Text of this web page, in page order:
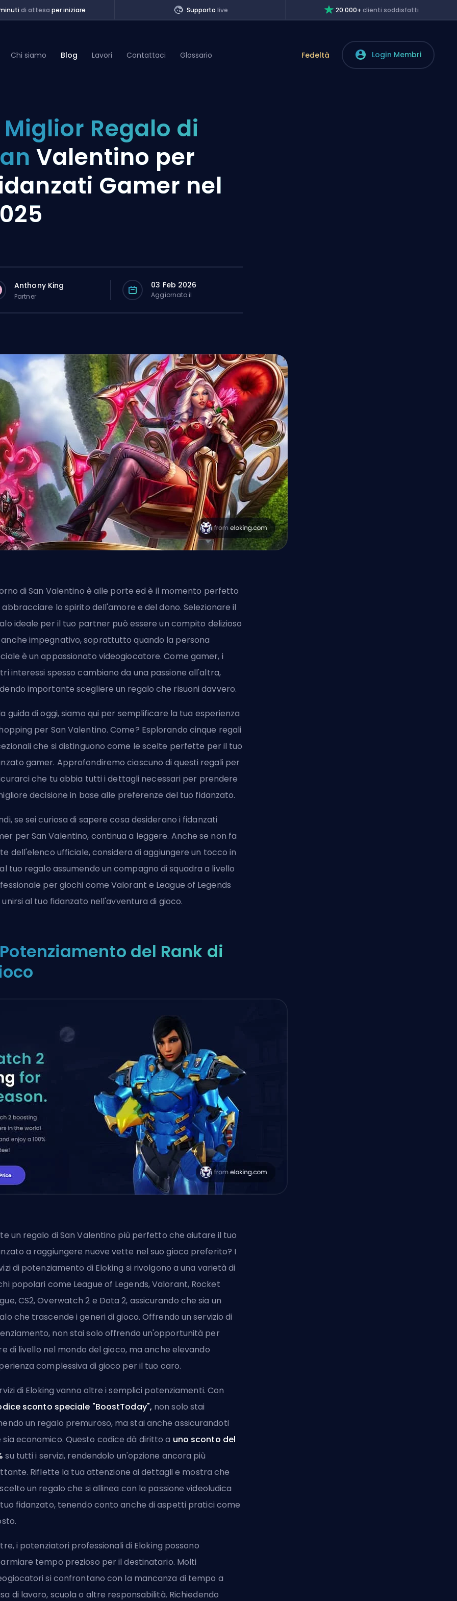
di attesa per iniziare Supporto live 20.000+clienti soddisfatti
Chi siamo Blog Lavori Contattaci Glossario Fedeltà Login Membri
Regalo di
Valentino per
Gamer nel
Anthony King
Partner
03 Feb 2026
Aggiornato il
di San Valentino è alle porte ed è il momento perfetto
lo spirito dell'amore e del dono. Selezionare il
ideale per il tuo partner può essere un compito delizioso
impegnativo, soprattutto quando la persona
è un appassionato videogiocatore. Come gamer, i
interessi spesso cambiano da una passione all'altra,
importante scegliere un regalo che risuoni davvero.
guida di oggi, siamo qui per semplificare la tua esperienza
per San Valentino. Come? Esplorando cinque regali
che si distinguono come le scelte perfette per il tuo
gamer. Approfondiremo ciascuno di questi regali per
che tu abbia tutti i dettagli necessari per prendere
decisione in base alle preferenze del tuo fidanzato.
se sei curiosa di sapere cosa desiderano i fidanzati
per San Valentino, continua a leggere. Anche se non fa
dell'elenco ufficiale, considera di aggiungere un tocco in
tuo regalo assumendo un compagno di squadra a livello
per giochi comeValorant e League of Legends
al tuo fidanzato nell'avventura di gioco.
Potenziamento del Rank di
un regalo di San Valentino più perfetto che aiutare il tuo
a raggiungere nuove vette nel suo gioco preferito? I
di potenziamento di Eloking si rivolgono a una varietà di
popolari come League of Legends,Valorant, Rocket
,CS2,Overwatch 2 e Dota 2, assicurando che sia un
che trascende i generi di gioco. Offrendo un servizio di
non stai solo offrendo un'opportunità per
di livello nel mondo del gioco, ma anche elevando
complessiva di gioco per il tuo caro.
di Eloking vanno oltre i semplici potenziamenti. Con
sconto speciale "BoostToday", non solo stai
un regalo premuroso, ma stai anche assicurandoti
sia economico. Questo codice dà diritto a uno sconto del
su tutti i servizi, rendendolo un'opzione ancora più
Riflette la tua attenzione ai dettagli e mostra che
un regalo che si allinea con la passione videoludica
fidanzato, tenendo conto anche di aspetti pratici come
i potenziatori professionali di Eloking possono
tempo prezioso per il destinatario. Molti
si confrontano con la mancanza di tempo a
di lavoro, scuola o altre responsabilità. Richiedendo